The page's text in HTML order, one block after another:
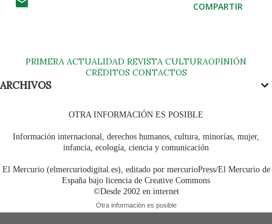
COMPARTIR
PRIMERA ACTUALIDAD REVISTA CULTURAOPINIÓN
CRÉDITOSCONTACTOS
ARCHIVOS
OTRA INFORMACIÓN ES POSIBLE
Información internacional, derechos humanos, cultura, minorías, mujer,
infancia, ecología, ciencia y comunicación
El Mercurio (elmercuriodigital.es), editado por mercurioPress/El Mercurio de
España bajo licencia de Creative Commons
©Desde 2002 en internet
Otra información es posible